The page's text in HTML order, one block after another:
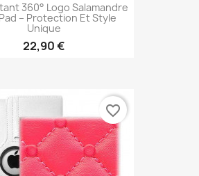
360° Logo Salamandre
– Protection Et Style
Unique
22,90 €
favorite_border